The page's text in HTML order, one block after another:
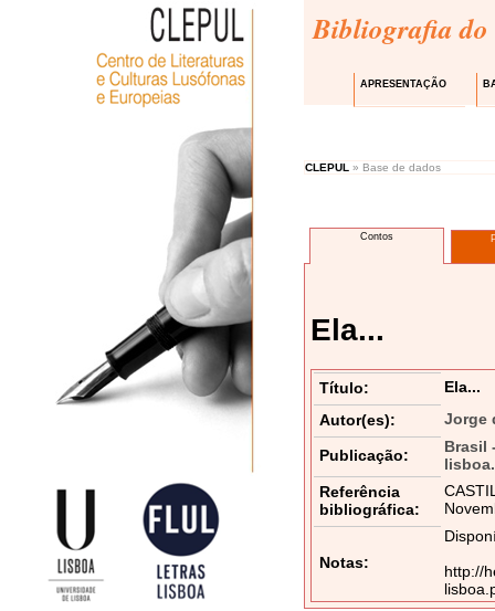
Bibliografia do
APRESENTAÇÃO
CLEPUL » Base de dados
Contos
Ela...
Título:
Ela...
Autor(es):
Jorge
Publicação:
Brasil
Referência
bibliográfica:
Notas:
http://